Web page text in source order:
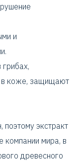
и
в коже, защищают
экстракт
компании мира, в
древесного